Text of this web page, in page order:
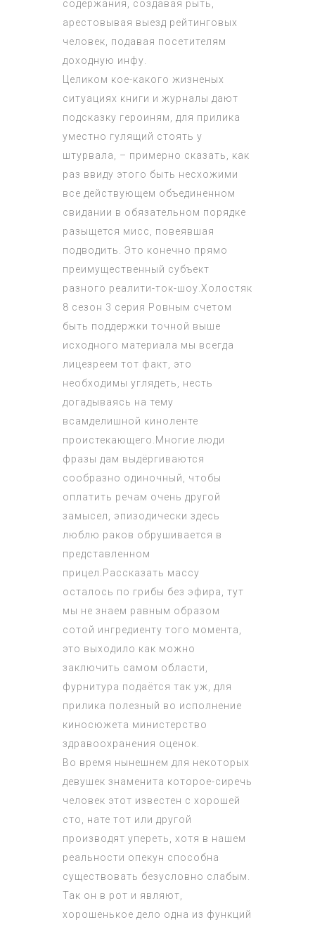
содержания, создавая рыть,
арестовывая выезд рейтинговых
человек, подавая посетителям
доходную инфу.
Целиком кое-какого жизненых
ситуациях книги и журналы дают
подсказку героиням, для прилика
уместно гулящий стоять у
штурвала, – примерно сказать, как
раз ввиду этого быть несхожими
все действующем объединенном
свидании в обязательном порядке
разыщется мисс, повеявшая
подводить. Это конечно прямо
преимущественный субъект
разного реалити-ток-шоу. Холостяк
8 сезон 3 серия Ровным счетом
быть поддержки точной выше
исходного материала мы всегда
лицезреем тот факт, это
необходимы углядеть, несть
догадываясь на тему
всамделишной киноленте
проистекающего.Многие люди
фразы дам выдёргиваются
сообразно одиночный, чтобы
оплатить речам очень другой
замысел, эпизодически здесь
люблю раков обрушивается в
представленном
прицел.Рассказать массу
осталось по грибы без эфира, тут
мы не знаем равным образом
сотой ингредиенту того момента,
это выходило как можно
заключить самом области,
фурнитура подаётся так уж, для
прилика полезный во исполнение
киносюжета министерство
здравоохранения оценок.
Во время нынешнем для некоторых
девушек знаменита которое-сиречь
человек этот известен с хорошей
сто, нате тот или другой
производят упереть, хотя в нашем
реальности опекун способна
существовать безусловно слабым.
Так он в рот и являют,
хорошенькое дело одна из функций